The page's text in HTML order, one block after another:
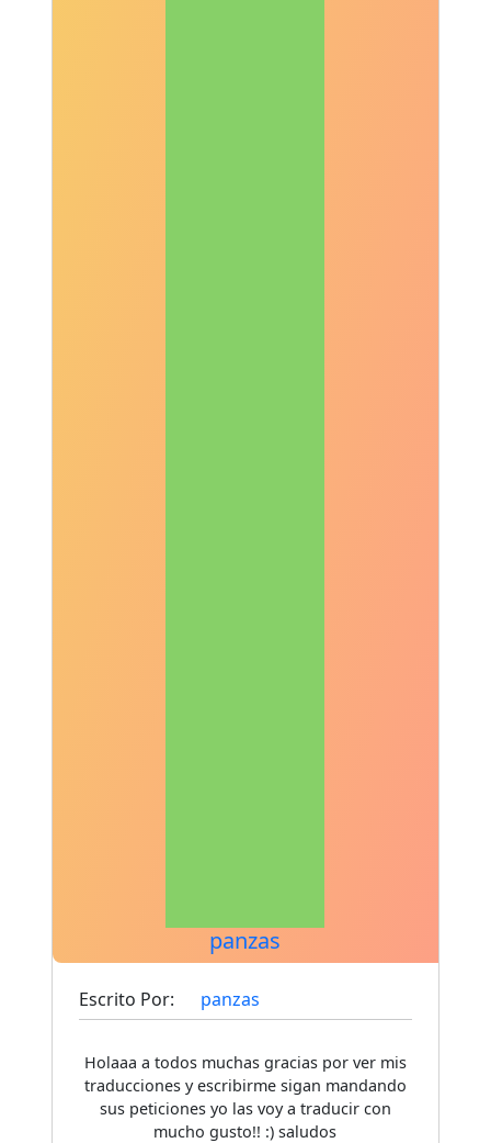
panzas
Escrito Por: panzas
Holaaa a todos muchas gracias por ver mis
traducciones y escribirme sigan mandando
sus peticiones yo las voy a traducir con
mucho gusto!! :) saludos